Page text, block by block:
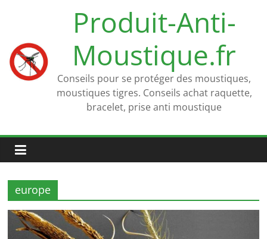
Produit-Anti-
Moustique.fr
Conseils pour se protéger des moustiques,
moustiques tigres. Conseils achat raquette,
bracelet, prise anti moustique
europe